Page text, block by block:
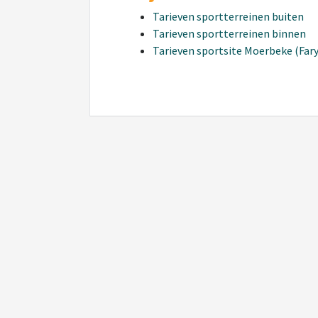
Tarieven sportterreinen buiten
Tarieven sportterreinen binnen
Tarieven sportsite Moerbeke